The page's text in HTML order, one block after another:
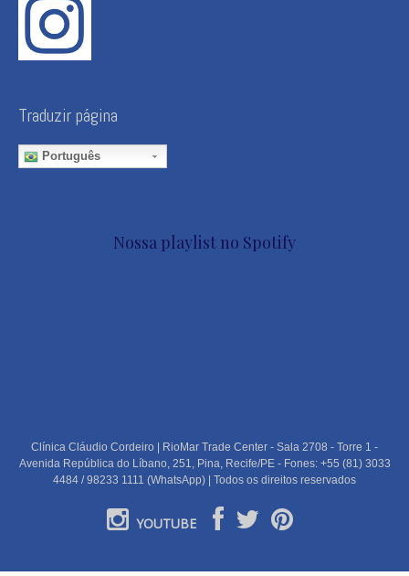
Traduzir página
Português
Nossa playlist no Spotify
Clínica Cláudio Cordeiro | RioMar Trade Center - Sala 2708 - Torre 1 -
Avenida República do Líbano, 251, Pina, Recife/PE - Fones: +55 (81) 3033
4484 / 98233 1111 (WhatsApp) | Todos os direitos reservados
YOUTUBE